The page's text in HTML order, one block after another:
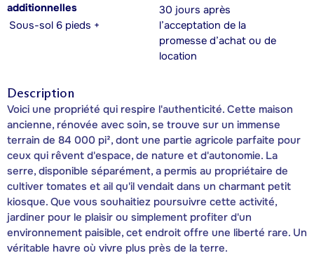
additionnelles
Sous-sol 6 pieds +
30 jours après
l’acceptation de la
promesse d’achat ou de
location
Description
Voici une propriété qui respire l'authenticité. Cette maison
ancienne, rénovée avec soin, se trouve sur un immense
terrain de 84 000 pi², dont une partie agricole parfaite pour
ceux qui rêvent d'espace, de nature et d'autonomie. La
serre, disponible séparément, a permis au propriétaire de
cultiver tomates et ail qu'il vendait dans un charmant petit
kiosque. Que vous souhaitiez poursuivre cette activité,
jardiner pour le plaisir ou simplement profiter d'un
environnement paisible, cet endroit offre une liberté rare. Un
véritable havre où vivre plus près de la terre.